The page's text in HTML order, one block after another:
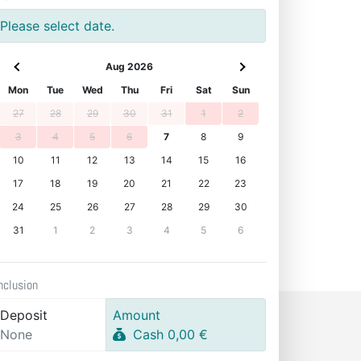
Please select date.
Aug 2026
Mon
Tue Wed Thu Fri Sat
Sun
27
28 29 30 31 1
2
3
4 5 6 7 8
9
10
11 12 13 14 15
16
17
18 19 20 21 22
23
24
25 26 27 28 29
30
31
1 2 3 4 5 6
Deposit
None
Amount
Cash 0,00 €